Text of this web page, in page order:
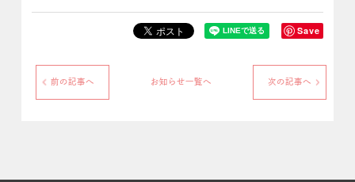
Save
前の記事へ お知らせ一覧へ 次の記事へ